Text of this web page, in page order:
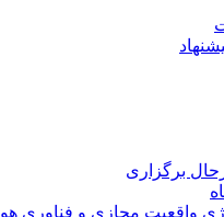
برگزاری
واقعیت مجازی و